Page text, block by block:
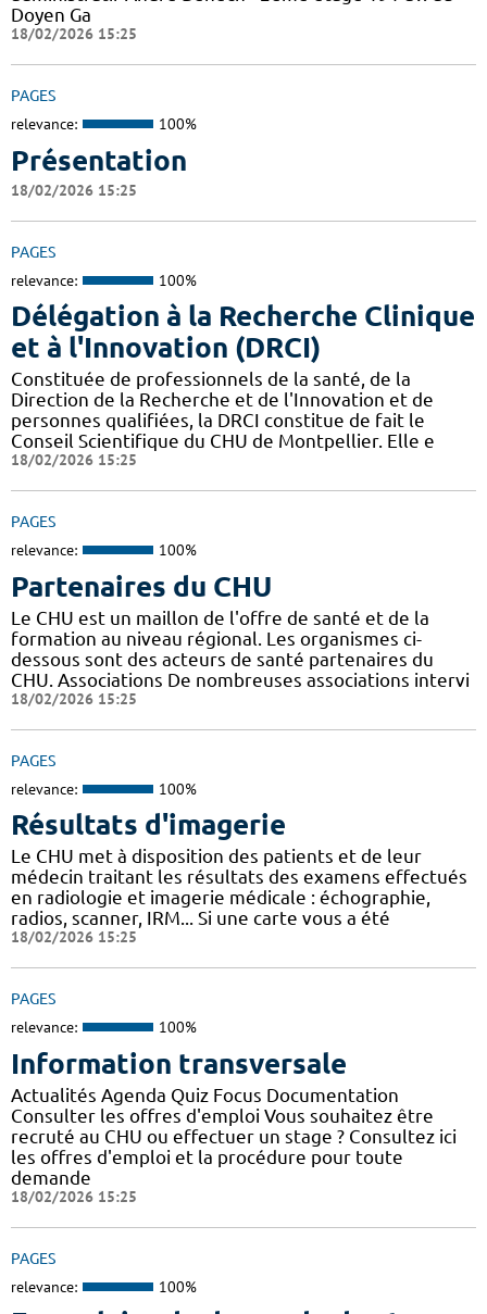
Doyen Ga
18/02/2026 15:25
PAGES
relevance: 100%
Présentation
18/02/2026 15:25
PAGES
relevance: 100%
Délégation à la Recherche Clinique
et à l'Innovation (DRCI)
Constituée de professionnels de la santé, de la
Direction de la Recherche et de l'Innovation et de
personnes qualifiées, la DRCI constitue de fait le
Conseil Scientifique du CHU de Montpellier. Elle e
18/02/2026 15:25
PAGES
relevance: 100%
Partenaires du CHU
Le CHU est un maillon de l'offre de santé et de la
formation au niveau régional. Les organismes ci-
dessous sont des acteurs de santé partenaires du
CHU. Associations De nombreuses associations intervi
18/02/2026 15:25
PAGES
relevance: 100%
Résultats d'imagerie
Le CHU met à disposition des patients et de leur
médecin traitant les résultats des examens effectués
en radiologie et imagerie médicale : échographie,
radios, scanner, IRM... Si une carte vous a été
18/02/2026 15:25
PAGES
relevance: 100%
Information transversale
Actualités Agenda Quiz Focus Documentation
Consulter les offres d'emploi Vous souhaitez être
recruté au CHU ou effectuer un stage ? Consultez ici
les offres d'emploi et la procédure pour toute
demande
18/02/2026 15:25
PAGES
relevance: 100%